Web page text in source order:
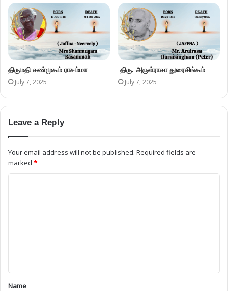
திருமதி சண்முகம் ராசம்மா
July 7, 2025
திரு. அருள்ராசா துரைசிங்கம்
July 7, 2025
Leave a Reply
Your email address will not be published. Required fields are
marked *
Name